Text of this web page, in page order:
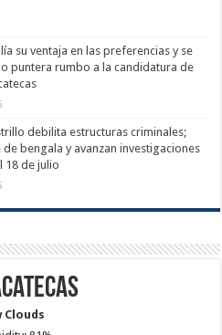
su ventaja en las preferencias y se
puntera rumbo a la candidatura de
debilita estructuras criminales;
bengala y avanzan investigaciones
18 de julio
Clouds